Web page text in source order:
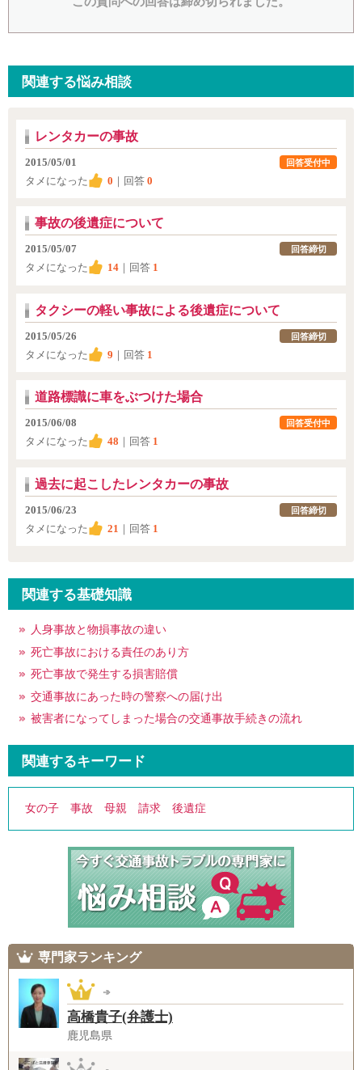
関連する悩み相談
レンタカーの事故
2015/05/01
タメになった
0 ｜回答 0
回答受付中
事故の後遺症について
2015/05/07
タメになった
14 ｜回答 1
回答締切
タクシーの軽い事故による後遺症について
2015/05/26
タメになった
9 ｜回答 1
回答締切
道路標識に車をぶつけた場合
2015/06/08
タメになった
48 ｜回答 1
回答受付中
過去に起こしたレンタカーの事故
2015/06/23
タメになった
21 ｜回答 1
回答締切
関連する基礎知識
人身事故と物損事故の違い
死亡事故における責任のあり方
死亡事故で発生する損害賠償
交通事故にあった時の警察への届け出
被害者になってしまった場合の交通事故手続きの流れ
関連するキーワード
女の子 事故 母親 請求 後遺症
専門家ランキング
高橋貴子(弁護士)
鹿児島県